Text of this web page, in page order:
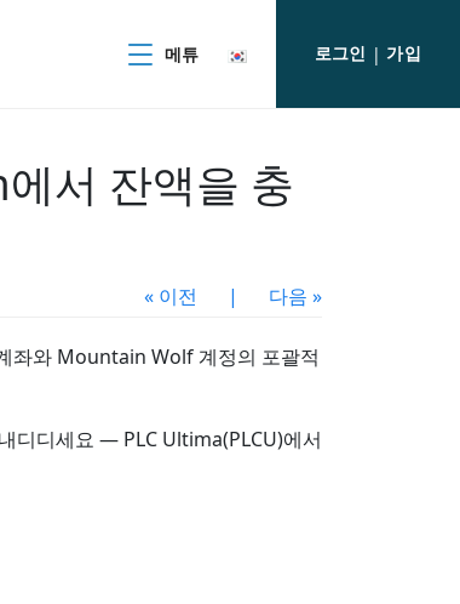
메튜 로그인 | 가입
서 잔액을 충
« 이전 | 다음 »
좌와 Mountain Wolf 계정의 포괄적
디디세요 — PLC Ultima(PLCU)에서